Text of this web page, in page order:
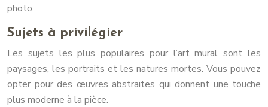
photo.
Sujets à privilégier
Les sujets les plus populaires pour l’art mural sont les
paysages, les portraits et les natures mortes. Vous pouvez
opter pour des œuvres abstraites qui donnent une touche
plus moderne à la pièce.